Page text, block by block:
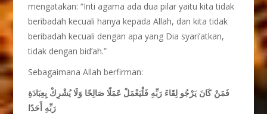
mengatakan: “Inti agama ada dua pilar yaitu kita tidak
beribadah kecuali hanya kepada Allah, dan kita tidak
beribadah kecuali dengan apa yang Dia syari’atkan,
tidak dengan bid’ah.”
Sebagaimana Allah berfirman:
فَمَنْ كَانَ يَرْجُو لِقَاءَ رَبِّهِ فَلْيَعْمَلْ عَمَلًا صَالِحًا وَلَا يُشْرِكْ بِعِبَادَةِ
رَبِّهِ أَحَدًا